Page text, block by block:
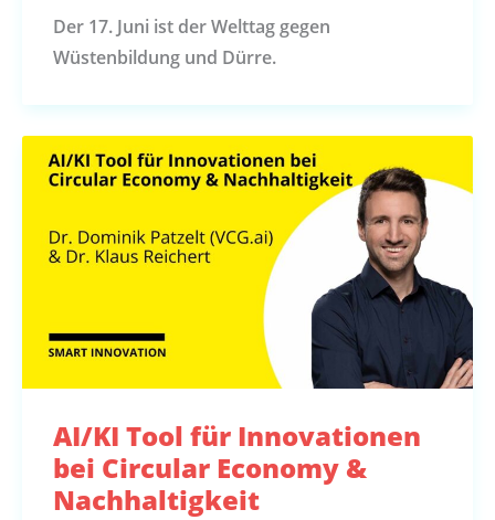
Der 17. Juni ist der Welttag gegen
Wüstenbildung und Dürre.
AI/KI Tool für Innovationen
bei Circular Economy &
Nachhaltigkeit